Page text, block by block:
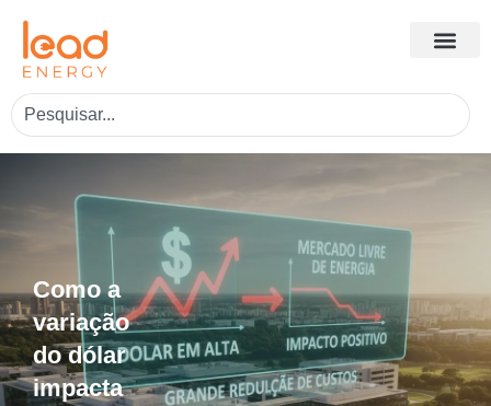
Como a
variação
do dólar
impacta